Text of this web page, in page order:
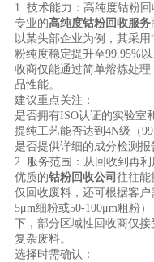
1. 技术能力：高纯度钴粉
专业的高纯度钴粉回收服务
以某头部企业为例，其采
粉纯度稳定提升至99.95%
收商仅能通过简单熔炼处
品性能。
建议重点关注：
是否拥有ISO认证的实验室
提纯工艺能否达到4N级（
是否提供详细的成分检测报
2. 服务范围：从回收到再
优质的钴粉回收公司往往能
仅回收废料，还可根据客
5μm细粉或50-100μm粗粉
下，部分区域性回收商仅
复杂废料。
选择时需确认：